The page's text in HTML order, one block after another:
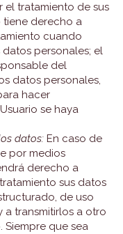
el tratamiento de sus
tiene derecho a
cuando
personales; el
del
datos personales,
hacer
se haya
datos: En caso de
por medios
derecho a
sus datos
de uso
a transmitirlos a otro
Siempre que sea